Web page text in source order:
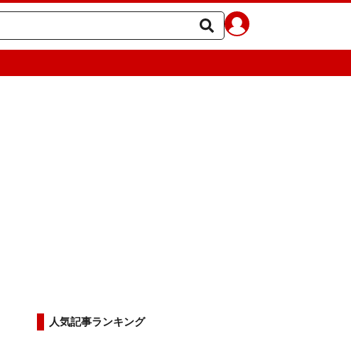
人気記事ランキング